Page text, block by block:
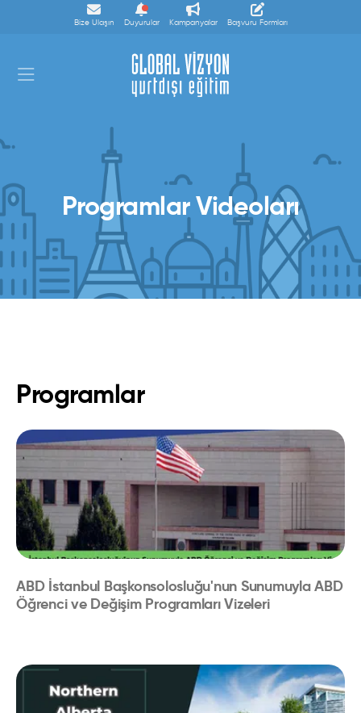
Bize Ulaşın Duyurular Kampanyalar Başvuru Formları
Programlar Videoları
Programlar
ABD İstanbul Başkonsolosluğu'nun Sunumuyla ABD
Öğrenci ve Değişim Programları Vizeleri